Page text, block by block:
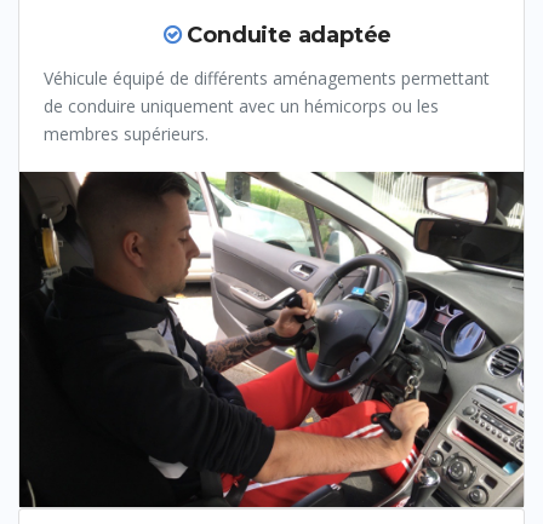
Conduite adaptée
Véhicule équipé de différents aménagements permettant
de conduire uniquement avec un hémicorps ou les
membres supérieurs.